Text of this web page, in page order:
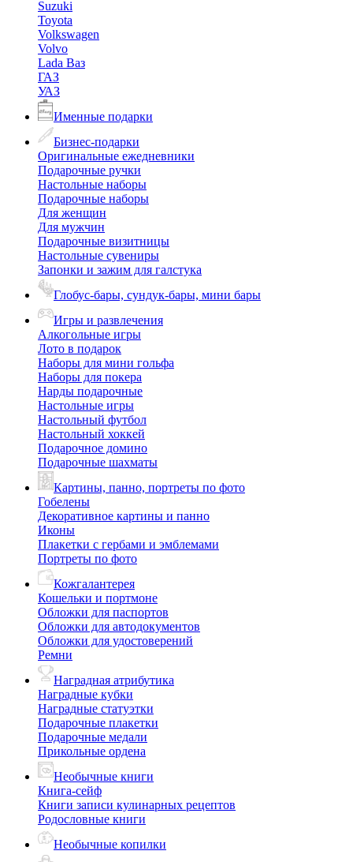
Suzuki
Toyota
Volkswagen
Volvo
Lada Ваз
ГАЗ
УАЗ
Именные подарки
Бизнес-подарки
Оригинальные ежедневники
Подарочные ручки
Настольные наборы
Подарочные наборы
Для женщин
Для мужчин
Подарочные визитницы
Настольные сувениры
Запонки и зажим для галстука
Глобус-бары, сундук-бары, мини бары
Игры и развлечения
Алкогольные игры
Лото в подарок
Наборы для мини гольфа
Наборы для покера
Нарды подарочные
Настольные игры
Настольный футбол
Настольный хоккей
Подарочное домино
Подарочные шахматы
Картины, панно, портреты по фото
Гобелены
Декоративное картины и панно
Иконы
Плакетки с гербами и эмблемами
Портреты по фото
Кожгалантерея
Кошельки и портмоне
Обложки для паспортов
Обложки для автодокументов
Обложки для удостоверений
Ремни
Наградная атрибутика
Наградные кубки
Наградные статуэтки
Подарочные плакетки
Подарочные медали
Прикольные ордена
Необычные книги
Книга-сейф
Книги записи кулинарных рецептов
Родословные книги
Необычные копилки